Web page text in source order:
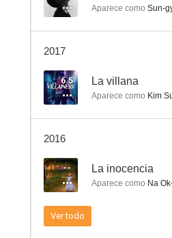
Aparece como Sun-
2017
6.5 La villana
Aparece como Kim
2016
-- La inocencia
Aparece como Na
Ver todo